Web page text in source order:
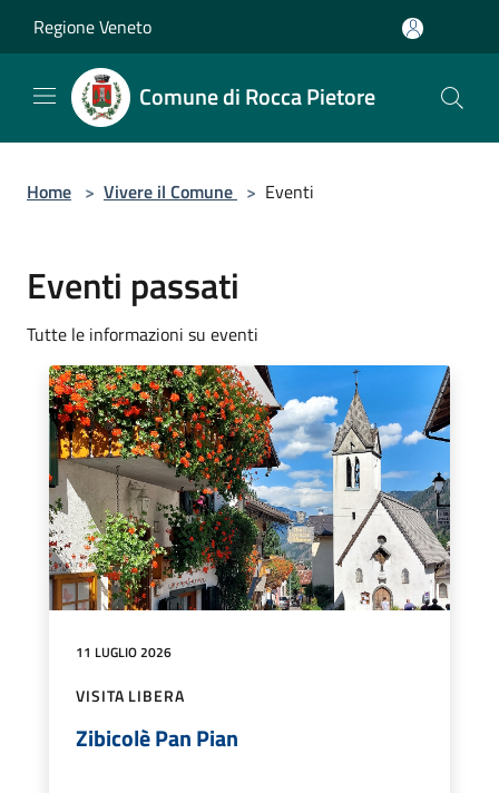
Regione Veneto
Comune di Rocca Pietore
Home > Vivere il Comune > Eventi
Eventi passati
Tutte le informazioni su eventi
11 LUGLIO 2026
VISITA LIBERA
Zibicolè Pan Pian